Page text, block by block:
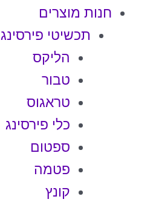
חנות מוצרים
תכשיטי פירסינג
הליקס
טבור
טראגוס
כלי פירסינג
ספטום
פטמה
קונץ